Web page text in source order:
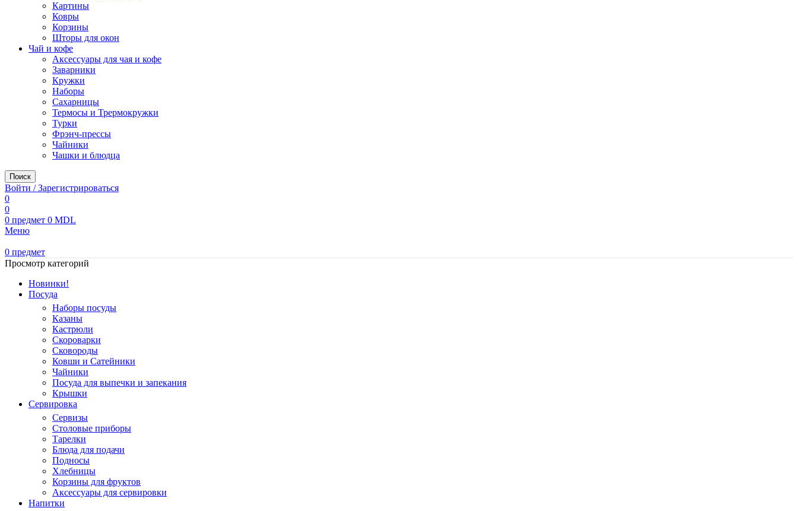
Картины
Ковры
Корзины
Шторы для окон
Чай и кофе
Аксессуары для чая и кофе
Заварники
Кружки
Наборы
Сахарницы
Термосы и Трермокружки
Турки
Фрэнч-прессы
Чайники
Чашки и блюдца
Поиск
Войти / Зарегистрироваться
0
0
0 предмет 0 MDL
Меню
0 предмет
Просмотр категорий
Новинки!
Посуда
Наборы посуды
Казаны
Кастрюли
Скороварки
Сковороды
Ковши и Сатейники
Чайники
Посуда для выпечки и запекания
Крышки
Сервировка
Сервизы
Столовые приборы
Тарелки
Блюда для подачи
Подносы
Хлебницы
Корзины для фруктов
Аксессуары для сервировки
Напитки